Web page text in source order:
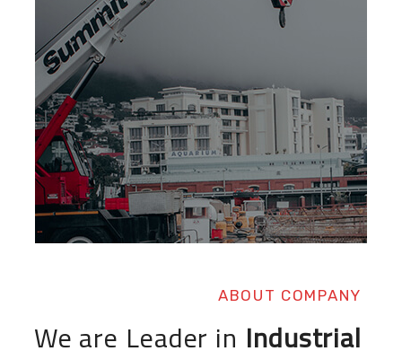
ABOUT COMPANY
We are Leader in Industrial